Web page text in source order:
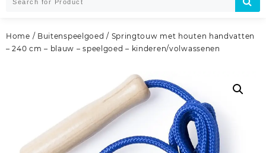
Home / Buitenspeelgoed / Springtouw met houten handvatten
– 240 cm – blauw – speelgoed – kinderen/volwassenen